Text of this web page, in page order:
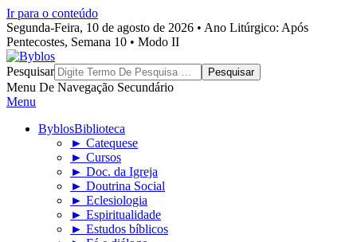
Ir para o conteúdo
Segunda-Feira, 10 de agosto de 2026 • Ano Litúrgico: Após
Pentecostes, Semana 10 • Modo II
Byblos
Pesquisar
Menu De Navegação Secundário
Menu
ByblosBiblioteca
► Catequese
► Cursos
► Doc. da Igreja
► Doutrina Social
► Eclesiologia
► Espiritualidade
► Estudos bíblicos